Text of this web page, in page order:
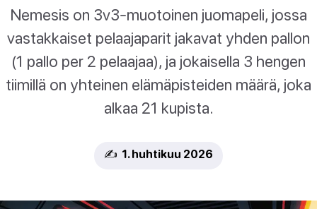
Nemesis on 3v3-muotoinen juomapeli, jossa
vastakkaiset pelaajaparit jakavat yhden pallon
(1 pallo per 2 pelaajaa), ja jokaisella 3 hengen
tiimillä on yhteinen elämäpisteiden määrä, joka
alkaa 21 kupista.
✍️ 1. huhtikuu 2026